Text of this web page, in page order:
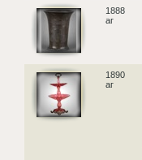
1888
аг
1890
аг